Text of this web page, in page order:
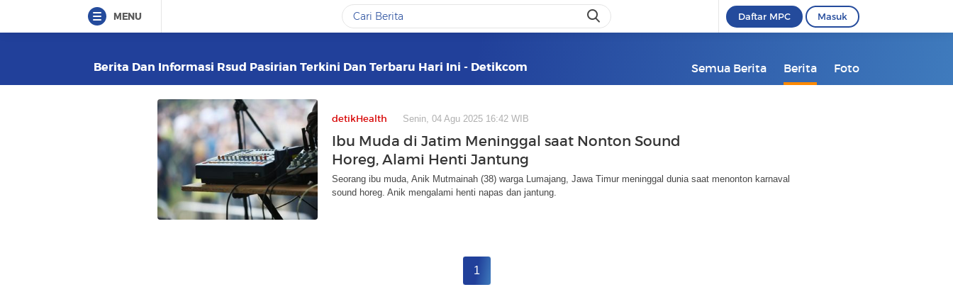
MENU Daftar MPC Masuk
Berita Dan Informasi Rsud Pasirian Terkini Dan Terbaru Hari Ini - Detikcom Semua Berita Berita Foto
detikHealth Senin, 04 Agu 2025 16:42 WIB
Ibu Muda di Jatim Meninggal saat Nonton Sound
Horeg, Alami Henti Jantung
Seorang ibu muda, Anik Mutmainah (38) warga Lumajang, Jawa Timur meninggal dunia saat menonton karnaval
sound horeg. Anik mengalami henti napas dan jantung.
1